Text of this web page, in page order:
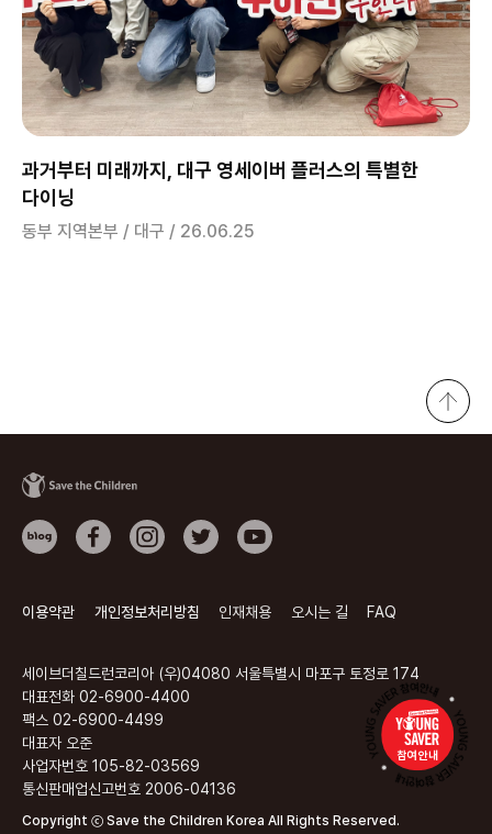
과거부터 미래까지, 대구 영세이버 플러스의 특별한
다이닝
동부 지역본부 / 대구 / 26.06.25
이용약관 개인정보처리방침 인재채용 오시는 길 FAQ
세이브더칠드런코리아 (우)04080 서울특별시 마포구 토정로 174
대표전화 02-6900-4400
팩스 02-6900-4499
대표자 오준
사업자번호 105-82-03569
통신판매업신고번호 2006-04136
Copyright ⓒ Save the Children Korea All Rights Reserved.
참여 안내